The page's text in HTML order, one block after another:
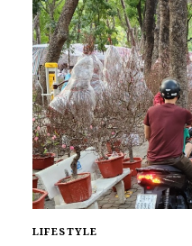
LIFESTYLE